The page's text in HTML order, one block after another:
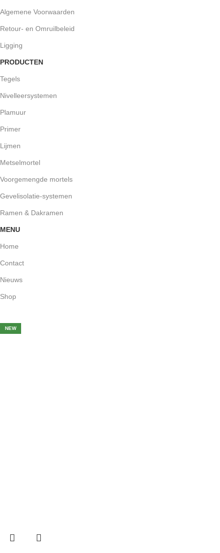
Algemene Voorwaarden
Retour- en Omruilbeleid
Ligging
PRODUCTEN
Tegels
Nivelleersystemen
Plamuur
Primer
Lijmen
Metselmortel
Voorgemengde mortels
Gevelisolatie-systemen
Ramen & Dakramen
MENU
Home
Contact
Nieuws
Shop
NEW